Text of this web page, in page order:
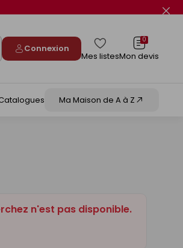
Connexion
Mes listes
0
Mon devis
Ma Maison de A à Z
n'est pas disponible.